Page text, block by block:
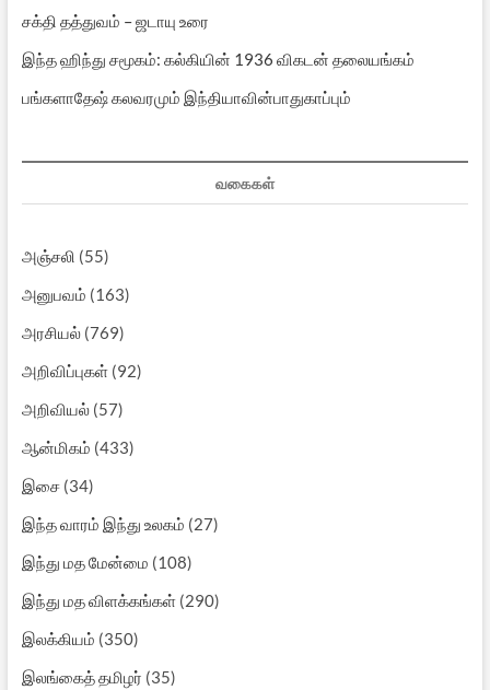
சக்தி தத்துவம் – ஜடாயு உரை
இந்த ஹிந்து சமூகம்: கல்கியின் 1936 விகடன் தலையங்கம்
பங்களாதேஷ் கலவரமும் இந்தியாவின்பாதுகாப்பும்
வகைகள்
அஞ்சலி (55)
அனுபவம் (163)
அரசியல்(769)
அறிவிப்புகள்(92)
அறிவியல்(57)
ஆன்மிகம் (433)
இசை(34)
இந்த வாரம் இந்து உலகம் (27)
இந்து மத மேன்மை (108)
இந்து மத விளக்கங்கள்(290)
இலக்கியம் (350)
இலங்கைத் தமிழர் (35)